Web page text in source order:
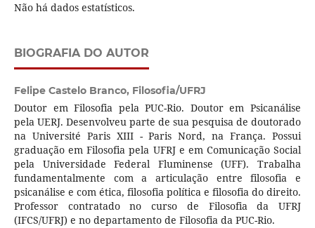
Não há dados estatísticos.
BIOGRAFIA DO AUTOR
Felipe Castelo Branco, Filosofia/UFRJ
Doutor em Filosofia pela PUC-Rio. Doutor em Psicanálise
pela UERJ. Desenvolveu parte de sua pesquisa de doutorado
na Université Paris XIII - Paris Nord, na França. Possui
graduação em Filosofia pela UFRJ e em Comunicação Social
pela Universidade Federal Fluminense (UFF). Trabalha
fundamentalmente com a articulação entre filosofia e
psicanálise e com ética, filosofia política e filosofia do direito.
Professor contratado no curso de Filosofia da UFRJ
(IFCS/UFRJ) e no departamento de Filosofia da PUC-Rio.